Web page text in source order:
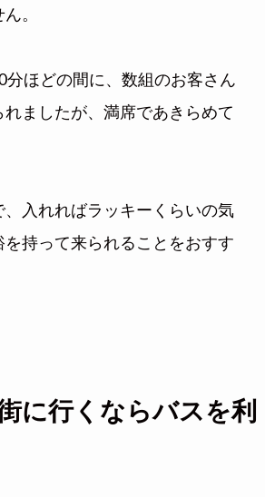
。
分ほどの間に、数組のお客さん
ましたが、満席であきらめて
、入れればラッキーくらいの気
持って来られることをおすす
に行くならバスを利